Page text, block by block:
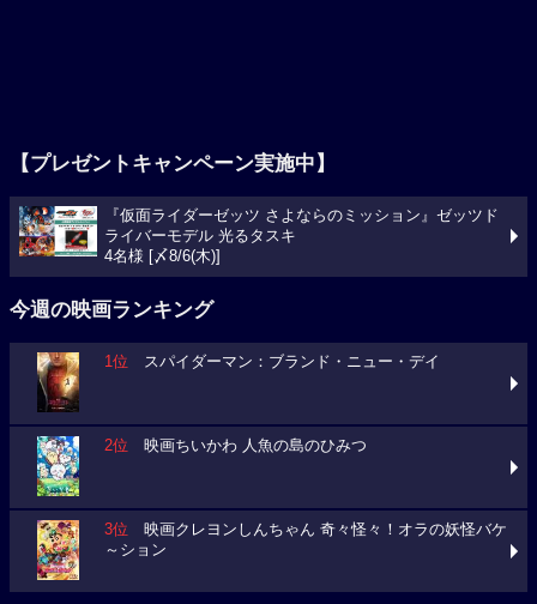
【プレゼントキャンペーン実施中】
『仮面ライダーゼッツ さよならのミッション』ゼッツド
ライバーモデル 光るタスキ
4名様 [〆8/6(木)]
今週の映画ランキング
1位 スパイダーマン：ブランド・ニュー・デイ
2位 映画ちいかわ 人魚の島のひみつ
3位 映画クレヨンしんちゃん 奇々怪々！オラの妖怪バケ
～ション